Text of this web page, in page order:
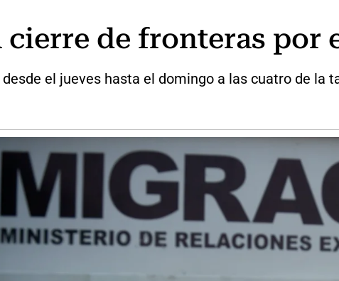
de fronteras por
el jueves hasta el domingo a las cuatro de la